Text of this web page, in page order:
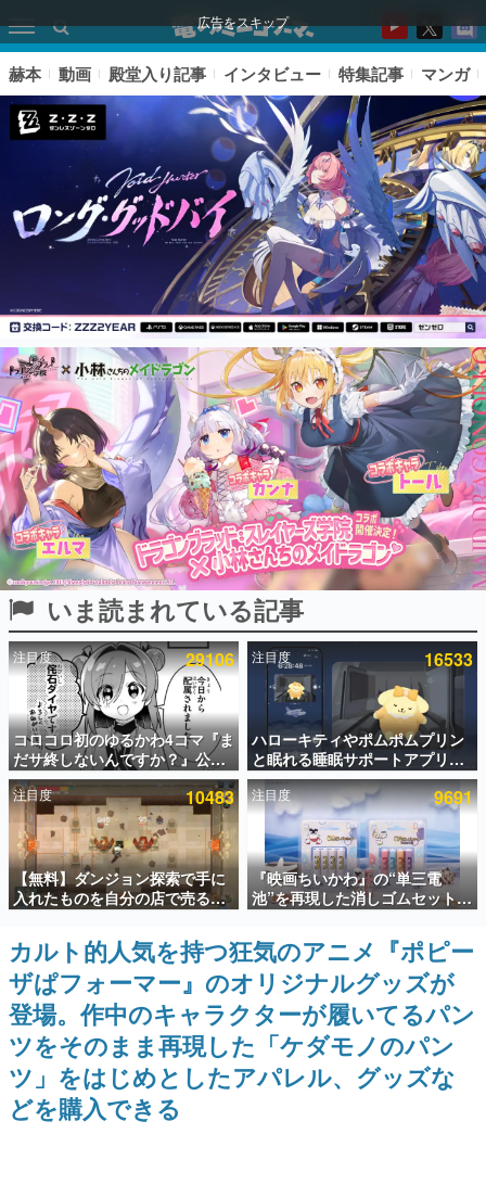
広告をスキップ
ピックアップ
電ファミのいま読まれている記事ランキング
アプリセール情報
インタビュー
連載・特集一覧
殿堂入り記事
SNS拡散数が数千以上！ ページビュー数万以上！ などな
ど。多くの人々に読まれた、電ファミ渾身の“殿堂入り”記
事をまとめました。
ゲームの企画書
名作ゲームクリエイターの方々に製作時のエピソードをお
聞きし、ヒットする企画（ゲーム）とは何か？を探ってい
きます。
赫本
この物語を解いてはいけない。『赫本』は、〈試験問題〉
の形をした短編ホラー小説集です。
新世代に訊く
これからのデジタルゲーム市場を担う若きクリエイター達
の姿を追い、彼らのルーツと情熱を探っていきます。
ゲーム世代の作家たち
ゲームに多大な影響を受けた作家さんに取材し、ゲームが
日本のコンテンツ産業やカルチャーに与えた影響を探る企
画です。
日本モバイルゲーム産業史
日本のモバイルゲーム史における主要なトピック・タイト
ルを網羅するほか、開発者へのインタビューや識者による
解説を掲載。約20年の歴史が一望できる決定版！
赫本 動画 殿堂入り記事 インタビュー 特集記事 マンガ
いま読まれている記事
注目度 29106
コロコロ初のゆるかわ4コマ『ま
だサ終しないんですか？』公開
スタート。主人公は新入社員の
侘石ダイヤ、ゲーム会社を舞台
にトラブルへ対応する社員たち
を描く
注目度 16533
ハローキティやポムポムプリン
と眠れる睡眠サポートアプリ
『ゆめたび』が配信中。キャラ
ごとのASMRや目覚ましアラー
ムも搭載
注目度 10483
【無料】ダンジョン探索で手に
入れたものを自分の店で売るゲ
ーム『Moonlighter』がSteam
にて無料配布中！続編
『Moonlighter 2』の9月2日正
式リリースを記念したキャンペ
ーン
注目度 9691
『映画ちいかわ』の“単三電
池”を再現した消しゴムセットが
8月7日より発売決定。公式は
「在ったものを 消しながら いつ
かなくなる 永遠のいのち」と紹
介
カルト的人気を持つ狂気のアニメ『ポピー
ザぱフォーマー』のオリジナルグッズが
登場。作中のキャラクターが履いてるパン
ツをそのまま再現した「ケダモノのパン
ツ」をはじめとしたアパレル、グッズな
どを購入できる